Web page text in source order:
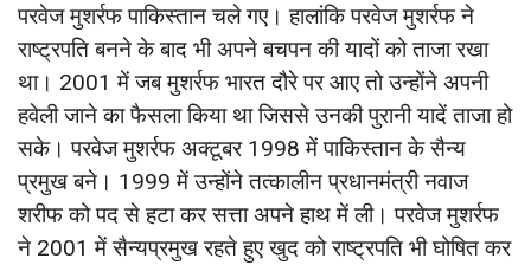
परवेज मुशर्रफ पाकिस्तान चले गए। हालांकि परवेज मुशर्रफ ने
राष्ट्रपति बनने के बाद भी अपने बचपन की यादों को ताजा रखा
था। 2001 में जब मुशर्रफ भारत दौरे पर आए तो उन्होंने अपनी
हवेली जाने का फैसला किया था जिससे उनकी पुरानी यादें ताजा हो
सके। परवेज मुशर्रफ अक्टूबर 1998 में पाकिस्तान के सैन्य
प्रमुख बने। 1999 में उन्होंने तत्कालीन प्रधानमंत्री नवाज
शरीफ को पद से हटा कर सत्ता अपने हाथ में ली। परवेज मुशर्रफ
ने 2001 में सैन्यप्रमुख रहते हुए खुद को राष्ट्रपति भी घोषित कर